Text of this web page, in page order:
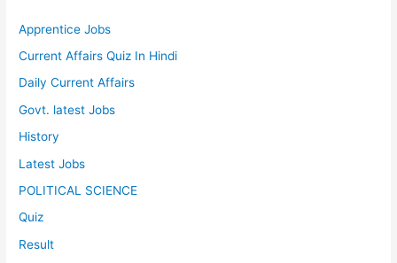
Apprentice Jobs
Current Affairs Quiz In Hindi
Daily Current Affairs
Govt. latest Jobs
History
Latest Jobs
POLITICAL SCIENCE
Quiz
Result